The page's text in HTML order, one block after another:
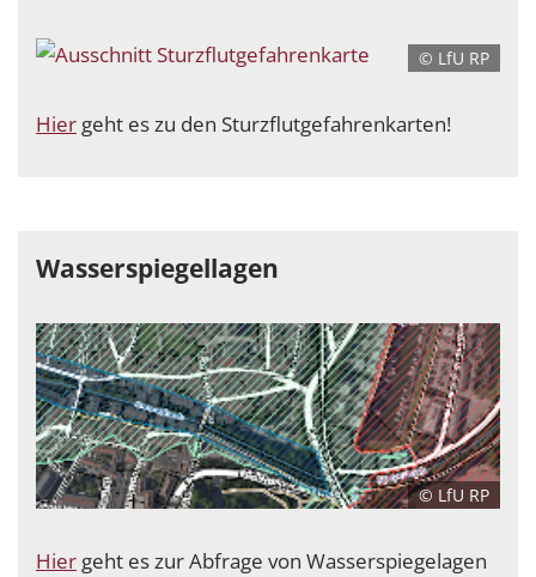
© LfU RP
Hier geht es zu den Sturzflutgefahrenkarten!
Wasserspiegellagen
© LfU RP
Hier geht es zur Abfrage von Wasserspiegelagen